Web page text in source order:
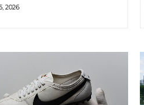
น้ำท่วม และเดินหน้าพัฒนา
2026